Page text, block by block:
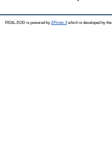
REAL-EOD is powered by EPrints 3which is developed by the